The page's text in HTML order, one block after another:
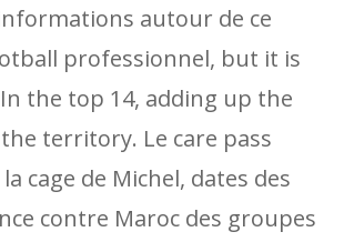
autour de ce
professionnel, but it is
the top 14, adding up the
territory. Le care pass
cage de Michel, dates des
contre Maroc des groupes